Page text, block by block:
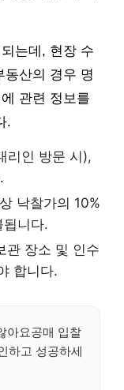
는데, 현장 수
동산의 경우 명
관련 정보를
.
리인 방문 시),
낙찰가의 10%
니다.
관 장소 및 인수
합니다.
아요공매 입찰
하고 성공하세